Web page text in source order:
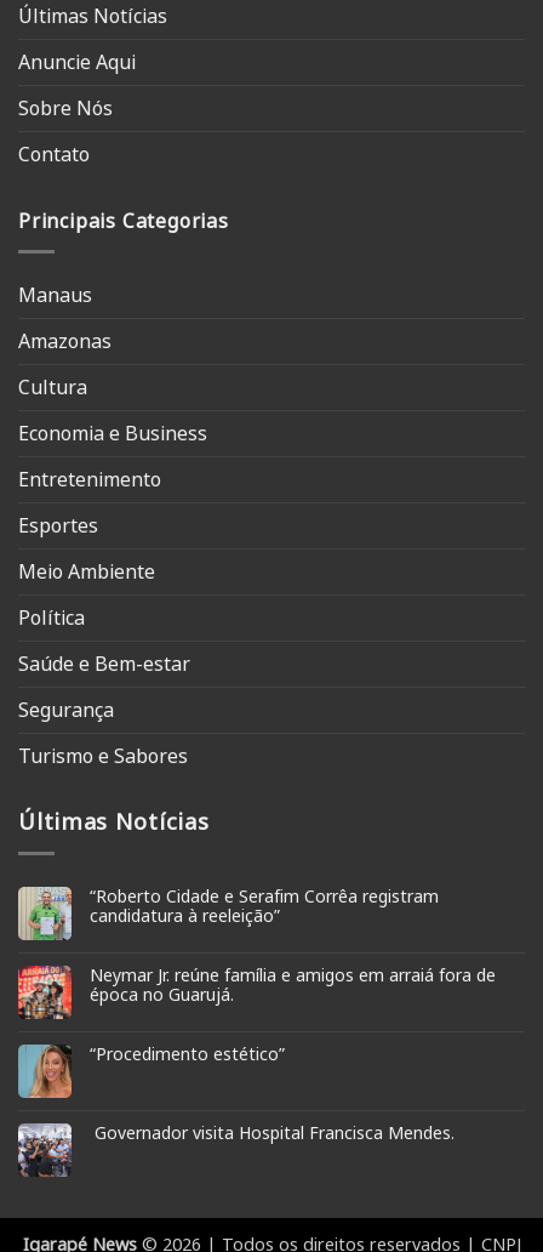
Últimas Notícias
Anuncie Aqui
Sobre Nós
Contato
Principais Categorias
Manaus
Amazonas
Cultura
Economia e Business
Entretenimento
Esportes
Meio Ambiente
Política
Saúde e Bem-estar
Segurança
Turismo e Sabores
Últimas Notícias
“Roberto Cidade e Serafim Corrêa registram
candidatura à reeleição”
Neymar Jr. reúne família e amigos em arraiá fora de
época no Guarujá.
“Procedimento estético”
Governador visita Hospital Francisca Mendes.
Igarapé News© 2026 | Todos os direitos reservados | CNPJ